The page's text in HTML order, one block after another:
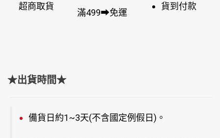
超商取貨
滿499➡免運
貨到付款
★出貨時間★
備貨日約1~3天(不含國定例假日)。